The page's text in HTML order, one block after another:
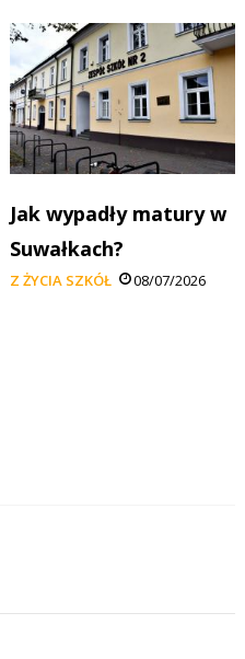
Jak wypadły matury w
Suwałkach?
Z ŻYCIA SZKÓŁ 08/07/2026